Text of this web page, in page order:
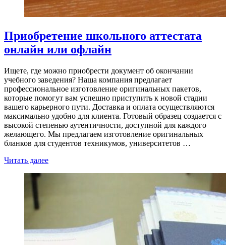
Приобретение школьного аттестата
онлайн или офлайн
Ищете, где можно приобрести документ об окончании
учебного заведения? Наша компания предлагает
профессиональное изготовление оригинальных пакетов,
которые помогут вам успешно приступить к новой стадии
вашего карьерного пути. Доставка и оплата осуществляются
максимально удобно для клиента. Готовый образец создается с
высокой степенью аутентичности, доступной для каждого
желающего. Мы предлагаем изготовление оригинальных
бланков для студентов техникумов, университетов …
Читать далее